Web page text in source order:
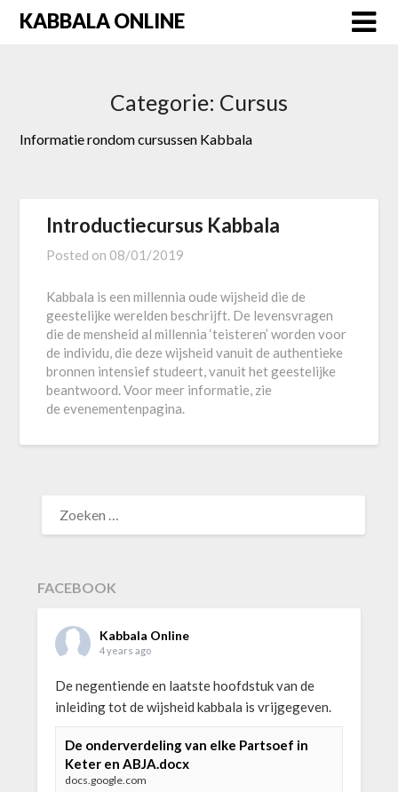
SkipKABBALA ONLINE
Categorie: Cursus
Informatie rondom cursussen Kabbala
Introductiecursus Kabbala
Posted on 08/01/2019
Kabbala is een millennia oude wijsheid die de
geestelijke werelden beschrijft. De levensvragen
die de mensheid al millennia ‘teisteren’ worden voor
de individu, die deze wijsheid vanuit de authentieke
bronnen intensief studeert, vanuit het geestelijke
beantwoord. Voor meer informatie, zie
de evenementenpagina.
NAAR:
FACEBOOK
Kabbala Online
4 years ago
De negentiende en laatste hoofdstuk van de
inleiding tot de wijsheid kabbala is vrijgegeven.
De onderverdeling van elke Partsoef in
Keter en ABJA.docx
docs.google.com